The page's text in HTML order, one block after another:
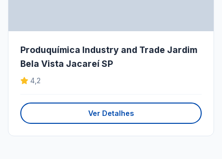
Produquímica Industry and Trade Jardim
Bela Vista Jacareí SP
4,2
Ver Detalhes